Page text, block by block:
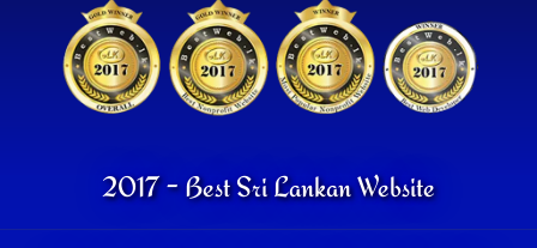
2017 - Best Sri Lankan Website